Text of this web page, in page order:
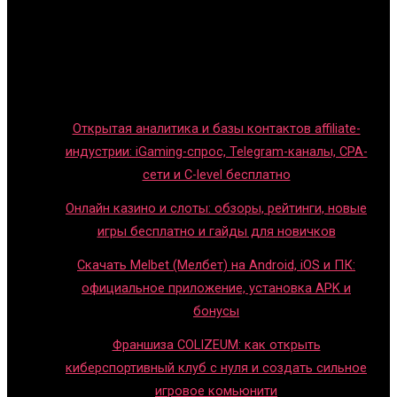
Открытая аналитика и базы контактов affiliate-
индустрии: iGaming-спрос, Telegram-каналы, CPA-
сети и C-level бесплатно
Онлайн казино и слоты: обзоры, рейтинги, новые
игры бесплатно и гайды для новичков
Скачать Melbet (Мелбет) на Android, iOS и ПК:
официальное приложение, установка APK и
бонусы
Франшиза COLIZEUM: как открыть
киберспортивный клуб с нуля и создать сильное
игровое комьюнити